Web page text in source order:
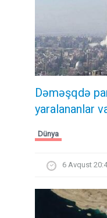
Dəməşqdə
yaralananlar
Dünya
6 Avqust